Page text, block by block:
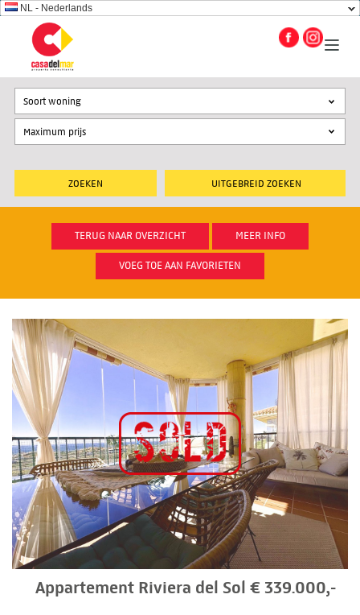
NL - Nederlands
UITGEBREID ZOEKEN
Soort woning
TERUG NAAR OVERZICHT MEER INFO
VOEG TOE AAN FAVORIETEN
Appartement Riviera del Sol € 339.000,-